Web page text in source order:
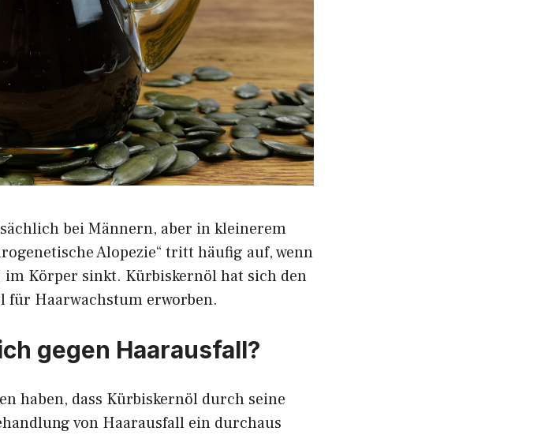
bei Männern, aber in kleinerem
Alopezie“ tritt häufig auf, wenn
Körper sinkt. Kürbiskernöl hat sich den
für Haarwachstum erworben.
gegen Haarausfall?
haben, dass Kürbiskernöl durch seine
von Haarausfall ein durchaus